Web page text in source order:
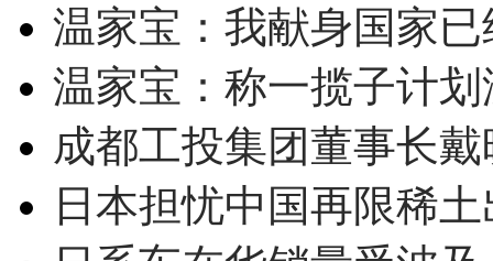
温家宝：我献身国家
温家宝：称一揽子计
成都工投集团董事长
日本担忧中国再限稀